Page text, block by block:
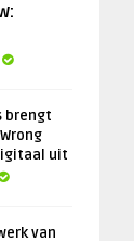
brengt
uit
van